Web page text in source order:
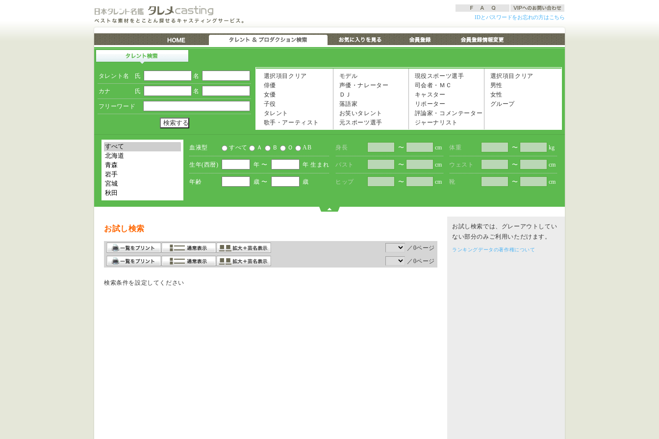
IDとパスワードをお忘れの方はこちら
タレント名 氏 名
カナ 氏 名
フリーワード
選択項目クリア
俳優
女優
子役
タレント
歌手・アーティスト
モデル
声優・ナレーター
ＤＪ
落語家
お笑いタレント
元スポーツ選手
現役スポーツ選手
司会者・ＭＣ
キャスター
リポーター
評論家・コメンテーター
ジャーナリスト
選択項目クリア
男性
女性
グループ
血液型 すべて Ａ Ｂ Ｏ AB
生年(西暦) 年 〜 年 生まれ
年齢 歳 〜 歳
身長 〜 cm
バスト 〜 cm
ヒップ 〜 cm
体重 〜 kg
ウェスト 〜 cm
靴 〜 cm
お試し検索
／0ページ
／0ページ
検索条件を設定してください
お試し検索では、グレーアウトしてい
ない部分のみご利用いただけます。
ランキングデータの著作権について